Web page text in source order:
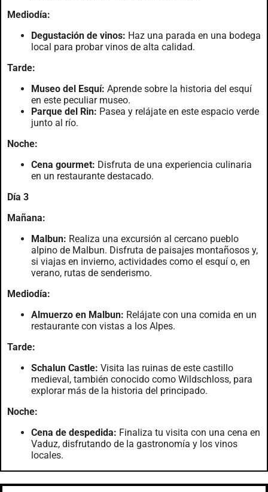
Mediodía:
Degustación de vinos: Haz una parada en una bodega
local para probar vinos de alta calidad.
Tarde:
Museo del Esquí: Aprende sobre la historia del esquí
en este peculiar museo.
Parque del Rin: Pasea y relájate en este espacio verde
junto al río.
Noche:
Cena gourmet: Disfruta de una experiencia culinaria
en un restaurante destacado.
Día 3
Mañana:
Malbun: Realiza una excursión al cercano pueblo
alpino de Malbun. Disfruta de paisajes montañosos y,
si viajas en invierno, actividades como el esquí o, en
verano, rutas de senderismo.
Mediodía:
Almuerzo en Malbun: Relájate con una comida en un
restaurante con vistas a los Alpes.
Tarde:
Schalun Castle: Visita las ruinas de este castillo
medieval, también conocido como Wildschloss, para
explorar más de la historia del principado.
Noche:
Cena de despedida: Finaliza tu visita con una cena en
Vaduz, disfrutando de la gastronomía y los vinos
locales.